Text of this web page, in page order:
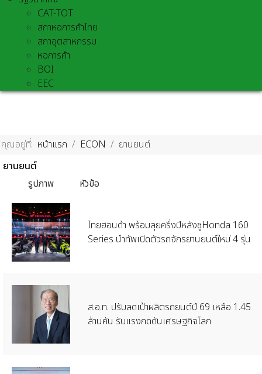
CAT-TOT
สภาหอการค้าไทย
สภาอุตสาหกรรม
หอการค้า
BOI
EEC
คุณอยู่ที่: หน้าแรก ECON
ยานยนต์
ยานยนต์
รูปภาพ
หัวข้อ
ไทยฮอนด้า พร้อมลุยครึ่งปีหลังชูHonda 160
Series นำทัพเปิดตัวรถจักรยานยนต์ใหม่ 4 รุ่น
ส.อ.ท. ปรับลดเป้าผลิตรถยนต์ปี 69 เหลือ 1.45
ล้านคัน รับแรงกดดันเศรษฐกิจโลก